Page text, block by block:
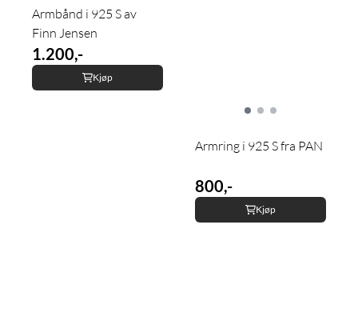
Armbånd i 925 S av
Finn Jensen
1.200,-
Kjøp
Armring i 925 S fra PAN
800,-
Kjøp